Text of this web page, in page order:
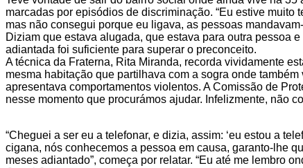
marcadas por episódios de discriminação. “Eu estive
mas não consegui porque eu ligava, as pessoas
Diziam que estava alugada, que estava para outra pessoa
adiantada foi suficiente para superar o preconceito.
A técnica da Fraterna, Rita Miranda, recorda vividamente
mesma habitação que partilhava com a sogra onde
apresentava comportamentos violentos. A Comissão de
nesse momento que procurámos ajudar. Infelizmente, não
“Cheguei a ser eu a telefonar, e dizia, assim: ‘eu estou a
cigana, nós conhecemos a pessoa em causa, garanto-lhe
meses adiantado”, começa por relatar. “Eu até me lembro